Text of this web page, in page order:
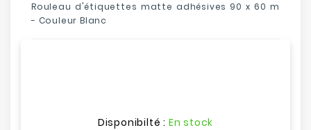
Rouleau d'étiquettes matte adhésives 90 x 60 m
- Couleur Blanc
Disponibilté : En stock